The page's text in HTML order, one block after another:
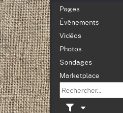
Pages
Événements
Vidéos
Photos
Sondages
Marketplace